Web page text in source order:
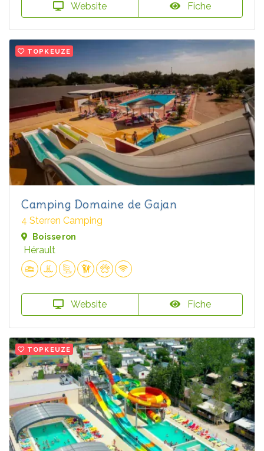
Website Fiche
TOPKEUZE
Camping Domaine de Gajan
4 Sterren Camping
Boisseron
Hérault
Website Fiche
TOPKEUZE